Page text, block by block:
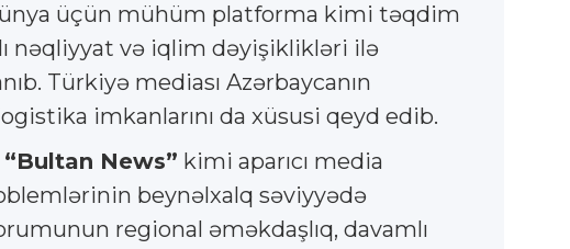
üçün mühüm platforma kimi təqdim
nəqliyyat və iqlim dəyişiklikləri ilə
Türkiyə mediası Azərbaycanın
imkanlarını da xüsusi qeyd edib.
“Bultan News” kimi aparıcı media
beynəlxalq səviyyədə
regional əməkdaşlıq, davamlı